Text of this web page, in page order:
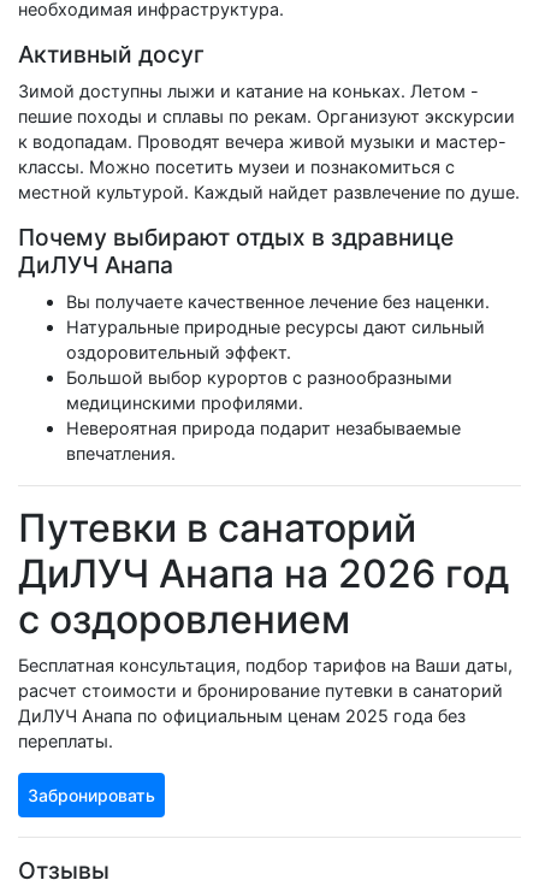
необходимая инфраструктура.
Активный досуг
Зимой доступны лыжи и катание на коньках. Летом -
пешие походы и сплавы по рекам. Организуют экскурсии
к водопадам. Проводят вечера живой музыки и мастер-
классы. Можно посетить музеи и познакомиться с
местной культурой. Каждый найдет развлечение по душе.
Почему выбирают отдых в здравнице
ДиЛУЧ Анапа
Вы получаете качественное лечение без наценки.
Натуральные природные ресурсы дают сильный
оздоровительный эффект.
Большой выбор курортов с разнообразными
медицинскими профилями.
Невероятная природа подарит незабываемые
впечатления.
Путевки в санаторий
ДиЛУЧ Анапа на 2026 год
с оздоровлением
Бесплатная консультация, подбор тарифов на Ваши даты,
расчет стоимости и бронирование путевки в санаторий
ДиЛУЧ Анапа по официальным ценам 2025 года без
переплаты.
Забронировать
Отзывы